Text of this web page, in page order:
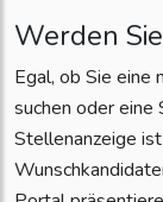
Werden
Egal, ob Sie eine
suchen oder eine
Stellenanzeige